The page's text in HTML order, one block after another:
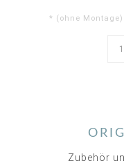
* (ohne
Zubehör